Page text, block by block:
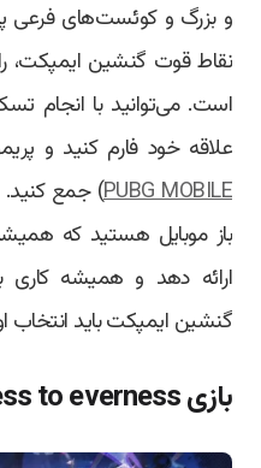
و بزرگ و کوئست‌های
نقاط قوت گنشین ایمپکت،
است. می‌توانید با انجام
علاقه خود فارم کنید و
PUBG MOBILE) جمع کنید.
باز موبایل هستید که
ارائه دهد و همیشه کاری
گنشین ایمپکت باید انتخاب
بازی Neverness to everness